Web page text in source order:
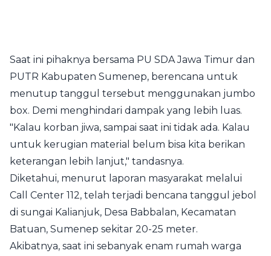
Saat ini pihaknya bersama PU SDA Jawa Timur dan
PUTR Kabupaten Sumenep, berencana untuk
menutup tanggul tersebut menggunakan jumbo
box. Demi menghindari dampak yang lebih luas.
"Kalau korban jiwa, sampai saat ini tidak ada. Kalau
untuk kerugian material belum bisa kita berikan
keterangan lebih lanjut," tandasnya.
Diketahui, menurut laporan masyarakat melalui
Call Center 112, telah terjadi bencana tanggul jebol
di sungai Kalianjuk, Desa Babbalan, Kecamatan
Batuan, Sumenep sekitar 20-25 meter.
Akibatnya, saat ini sebanyak enam rumah warga